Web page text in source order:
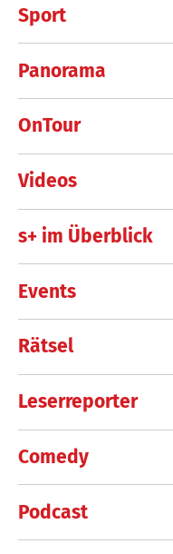
Sport
Panorama
OnTour
Videos
s+ im Überblick
Events
Rätsel
Leserreporter
Comedy
Podcast